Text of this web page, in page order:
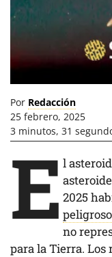
Por Redacción
25 febrero, 2025
3 minutos, 31
E l
2025
peligroso
no
para la Tierra. Los